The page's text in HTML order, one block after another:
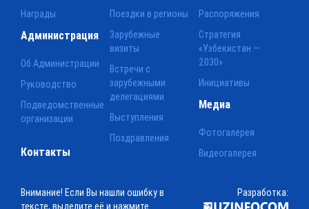
Награды
Поездки в регионы
Зарубежные
визиты
Встречи с
зарубежными
делегациями
Выступления
Поздравления
Распоряжения
Стратегия
«Узбекистан —
2030»
Инициативы
Администрация
Об Администрации
Руководство
Подведомственные
организации
Медиа
Фотогалерея
Видеогалерея
Контакты
Внимание! Если Вы нашли ошибку в
тексте, выделите её и нажмите
Разработка: